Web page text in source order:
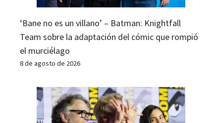
‘Bane no es un villano’ – Batman: Knightfall
Team sobre la adaptación del cómic que rompió
el murciélago
8 de agosto de 2026